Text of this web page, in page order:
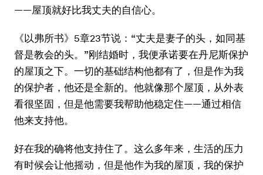
——屋顶就好比我丈夫的自信心。
《以弗所书》5章23节说：“丈夫是妻子的头，如同基
督是教会的头。”刚结婚时，我便承诺要在丹尼斯保护
的屋顶之下。一切的基础结构他都有了，但是作为我
的保护者，他还是全新的。他就像那个屋顶，从外表
看很坚固，但是他需要我帮助他稳定住——通过相信
他来支持他。
好在我的确将他支持住了。这么多年来，生活的压力
有时候会让他摇动，但是他作为我的屋顶，我的保护